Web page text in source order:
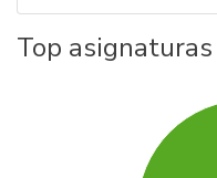
Top asignaturas